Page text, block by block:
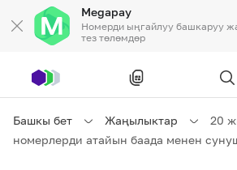
Megapay
Номерди ыңгайлуу башкаруу
тез төлөмдөр
Башкы бет Жаңылыктар
20
номерлерди атайын баада менен